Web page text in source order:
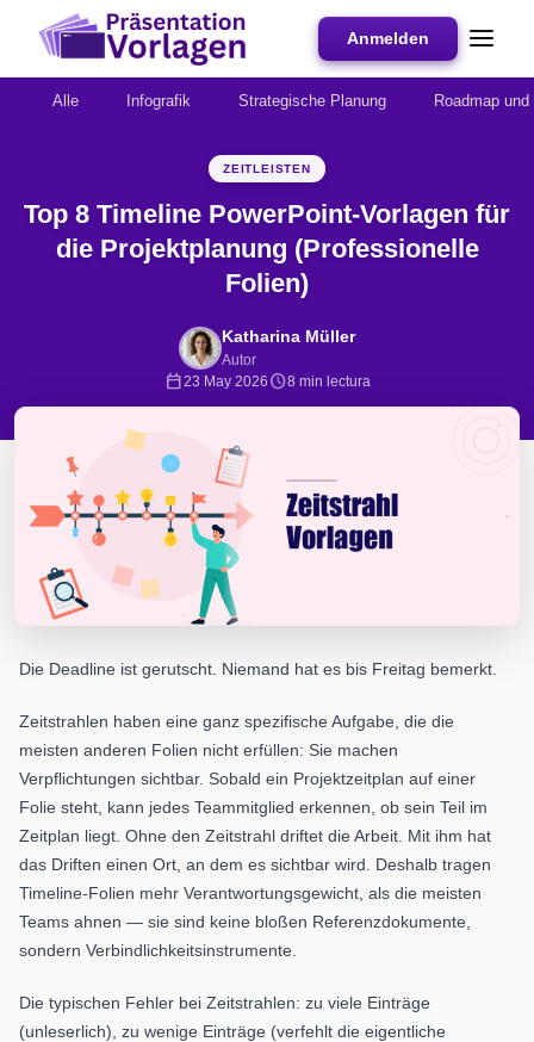
Anmelden
Alle Infografik Strategische Planung Roadmap
ZEITLEISTEN
Top 8 Timeline PowerPoint-Vorlagen für
die Projektplanung (Professionelle
Folien)
Katharina Müller
Autor
calendar_today23 May 2026 schedule8 min lectura
Die Deadline ist gerutscht. Niemand hat es bis Freitag bemerkt.
Zeitstrahlen haben eine ganz spezifische Aufgabe, die die
meisten anderen Folien nicht erfüllen: Sie machen
Verpflichtungen sichtbar. Sobald ein Projektzeitplan auf einer
Folie steht, kann jedes Teammitglied erkennen, ob sein Teil im
Zeitplan liegt. Ohne den Zeitstrahl driftet die Arbeit. Mit ihm hat
das Driften einen Ort, an dem es sichtbar wird. Deshalb tragen
Timeline-Folien mehr Verantwortungsgewicht, als die meisten
Teams ahnen — sie sind keine bloßen Referenzdokumente,
sondern Verbindlichkeitsinstrumente.
Die typischen Fehler bei Zeitstrahlen: zu viele Einträge
(unleserlich), zu wenige Einträge (verfehlt die eigentliche